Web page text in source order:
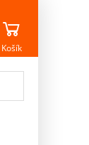
Košík